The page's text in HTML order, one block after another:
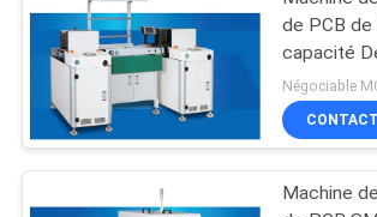
DEMANDEZ
UN DEVIS
PLAN
DU
Connecteurs de
de PCB de
capacité
Chargeur
pour la
production
Négociable
CONTACT
Machine